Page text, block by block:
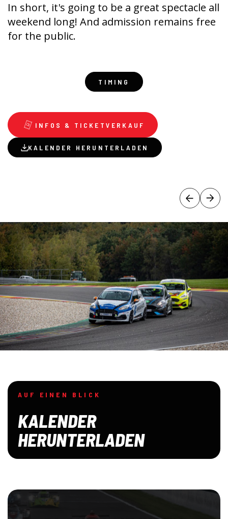
In short, it's going to be a great spectacle all
weekend long! And admission remains free
for the public.
TIMING
INFOS & TICKETVERKAUF
KALENDER HERUNTERLADEN
AUF EINEN BLICK
KALENDER
HERUNTERLADEN